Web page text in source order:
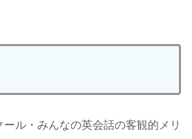
ル・みんなの英会話の客観的メリ